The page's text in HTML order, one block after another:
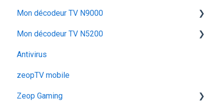
Dépanner mon décodeur TV
Mon décodeur TV N9000
Utiliser mon décodeur TV N9000
Dépanner mon décodeur TV N9000
Configurer mon décodeur TV N9000
Mon décodeur TV N5200
Configurer mon décodeur TV N5200
Antivirus
zeopTV mobile
Zeop Gaming